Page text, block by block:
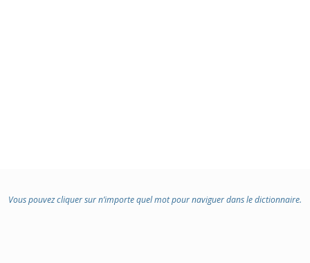
Vous pouvez cliquer sur n’importe quel mot pour naviguer dans le dictionnaire.